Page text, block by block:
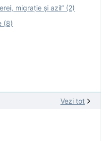
migrație și azil” (2)
(8)
Vezi tot